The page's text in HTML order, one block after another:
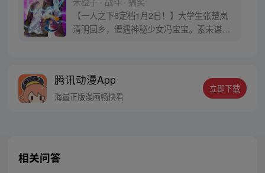
【一人之下6定档1月2日！】大学生张楚岚
清明回乡，遭遇神秘少女冯宝宝。素未谋面
密，张楚岚的生活被彻底颠覆，与冯宝宝一
同踏上“异人”之旅。
腾讯动漫App
海量正版漫画畅快看
立即下载
相关问答